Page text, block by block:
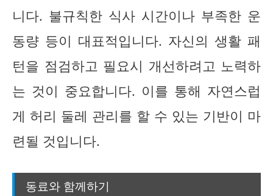
니다. 불규칙한 식사 시간이나 부족한 운
동량 등이 대표적입니다. 자신의 생활 패
턴을 점검하고 필요시 개선하려고 노력하
는 것이 중요합니다. 이를 통해 자연스럽
게 허리 둘레 관리를 할 수 있는 기반이 마
련될 것입니다.
동료와 함께하기